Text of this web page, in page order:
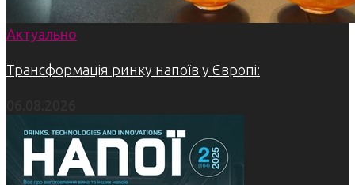
Актуально
Трансформація ринку напоїв у Європі: